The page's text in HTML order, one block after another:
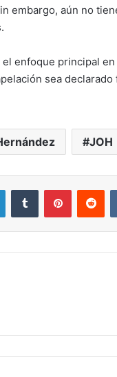
embargo, aún no
enfoque principal
sea
JOH
LinkedInTumblr Pinterest